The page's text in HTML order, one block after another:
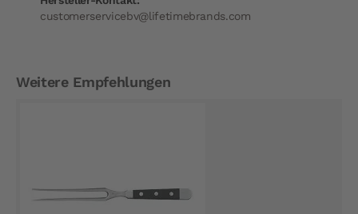
customerservicebv@lifetimebrands.com
Weitere Empfehlungen